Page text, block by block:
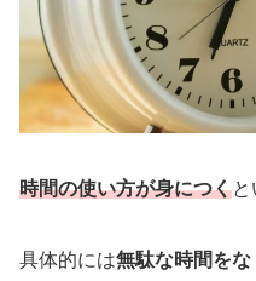
時間の使い方が身につくと
具体的には無駄な時間を